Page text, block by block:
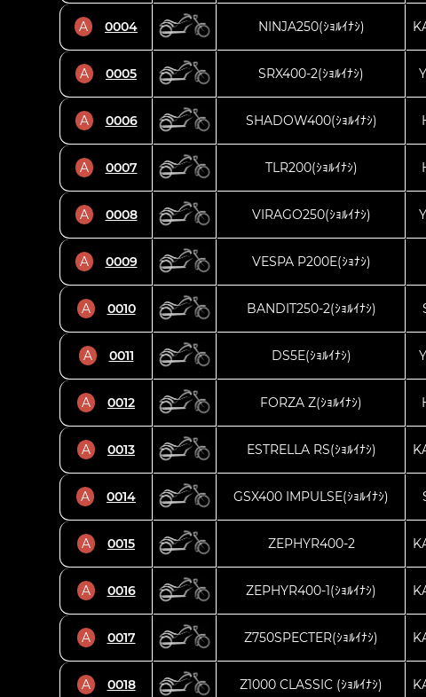
A 0004 NINJA250(ｼｮﾙｲﾅｼ)
A 0005 SRX400-2(ｼｮﾙｲﾅｼ)
A 0006 SHADOW400(ｼｮﾙｲﾅｼ)
A 0007 TLR200(ｼｮﾙｲﾅｼ)
A 0008 VIRAGO250(ｼｮﾙｲﾅｼ)
A 0009 VESPA P200E(ｼｮﾅｼ)
A 0010 BANDIT250-2(ｼｮﾙｲﾅｼ)
A 0011 DS5E(ｼｮﾙｲﾅｼ)
A 0012 FORZA Z(ｼｮﾙｲﾅｼ)
A 0013 ESTRELLA RS(ｼｮﾙｲﾅｼ)
A 0014 GSX400 IMPULSE(ｼｮﾙｲﾅｼ)
A 0015 ZEPHYR400-2
A 0016 ZEPHYR400-1(ｼｮﾙｲﾅｼ)
A 0017 Z750SPECTER(ｼｮﾙｲﾅｼ)
A 0018 Z1000 CLASSIC (ｼｮﾙｲﾅｼ)